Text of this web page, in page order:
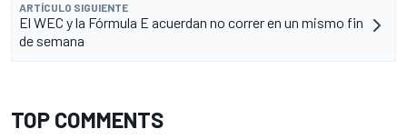
ARTÍCULO SIGUIENTE
El WEC y la Fórmula E acuerdan no correr en un mismo fin
de semana
TOP COMMENTS